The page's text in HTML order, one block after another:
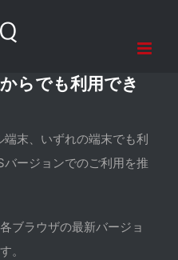
らでも利用でき
末、いずれの端末でも利
ージョンでのご利用を推
ブラウザの最新バージョ
。